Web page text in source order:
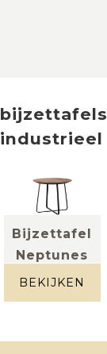
bijzettafels
industrieel
Bijzettafel
Neptunes
M
metaal
BEKIJKEN